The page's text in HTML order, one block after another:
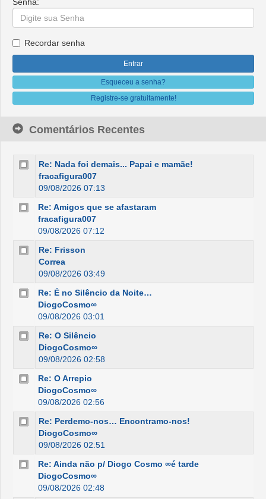
Recordar senha
Esqueceu a senha?
Registre-se gratuitamente!
Comentários Recentes
Re: Nada foi demais... Papai e mamãe!
fracafigura007
09/08/2026 07:13
Re: Amigos que se afastaram
fracafigura007
09/08/2026 07:12
Re: Frisson
Correa
09/08/2026 03:49
Re: É no Silêncio da Noite…
DiogoCosmo∞
09/08/2026 03:01
Re: O Silêncio
DiogoCosmo∞
09/08/2026 02:58
Re: O Arrepio
DiogoCosmo∞
09/08/2026 02:56
Re: Perdemo-nos… Encontramo-nos!
DiogoCosmo∞
09/08/2026 02:51
Re: Ainda não p/ Diogo Cosmo ∞é tarde
DiogoCosmo∞
09/08/2026 02:48